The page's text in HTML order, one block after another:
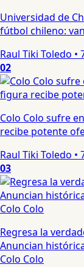
Universidad de
fútbol chileno:
Raul Tiki Toledo •
02
Colo Colo sufre
recibe potente
Raul Tiki Toledo •
03
Regresa la
Anuncian
Colo Colo